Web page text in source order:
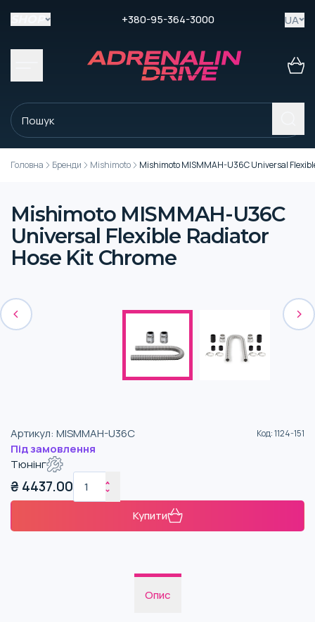
+380-95-364-3000 UA
Головна Бренди Mishimoto Mishimoto MISMMAH-U36C Universal
Mishimoto MISMMAH-U36C
Universal Flexible Radiator
Hose Kit Chrome
Артикул: MISMMAH-U36C Код:1124-151
Під замовлення
Тюнінг
₴ 4437.00
Купити
Опис